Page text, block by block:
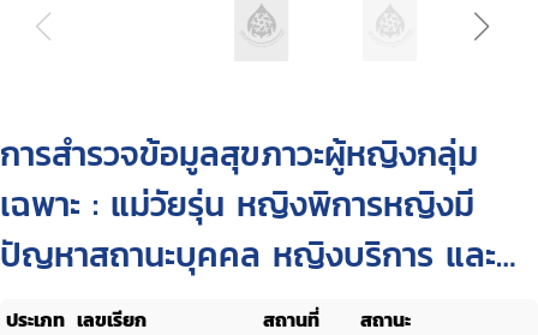
การสำรวจข้อมูลสุขภาวะผู้หญิงกลุ่ม
เฉพาะ : แม่วัยรุ่น หญิงพิการหญิงมี
ปัญหาสถานะบุคคล หญิงบริการ และ
นักบวชหญิง
ประเภท เลขเรียก สถานที่
สถานะ